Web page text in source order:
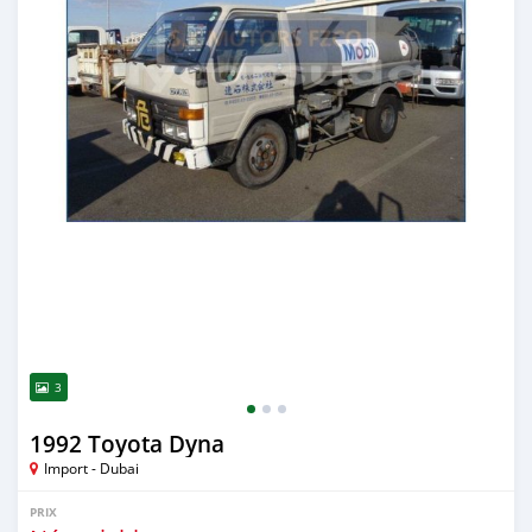
3
1992 Toyota Dyna
Import - Dubai
PRIX